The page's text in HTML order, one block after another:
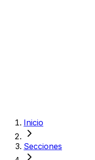
Inicio
Secciones